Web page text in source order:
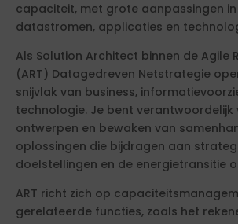
capaciteit, met grote aanpassingen
datastromen, applicaties en
Als Solution Architect binnen de Agile
(ART) Datagedreven Netstrategie
snijvlak van business,
technologie. Je bent verantwoordelijk
ontwerpen en bewaken van
oplossingen die bijdragen aan
doelstellingen en de energietransitie
ART richt zich op
gerelateerde functies, zoals het